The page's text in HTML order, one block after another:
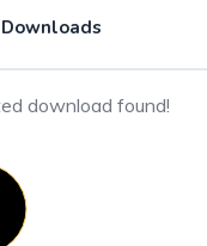
download found!